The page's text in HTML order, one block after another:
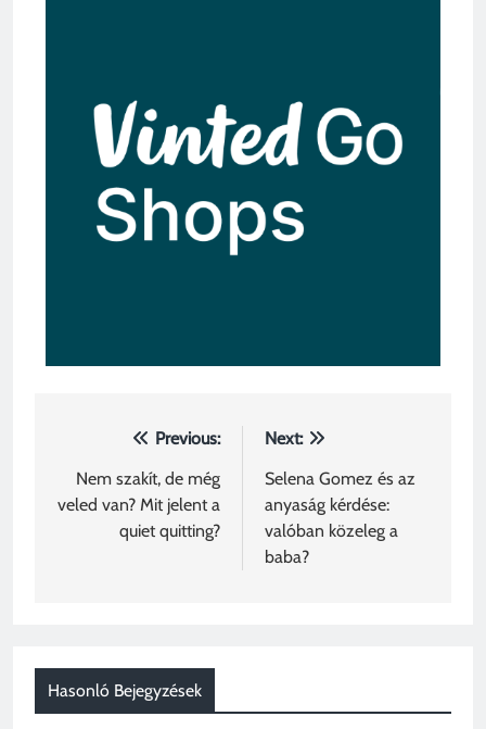
Previous:
Nem szakít, de még
veled van? Mit jelent a
quiet quitting?
Next:
Selena Gomez és az
anyaság kérdése:
valóban közeleg a
baba?
Hasonló Bejegyzések